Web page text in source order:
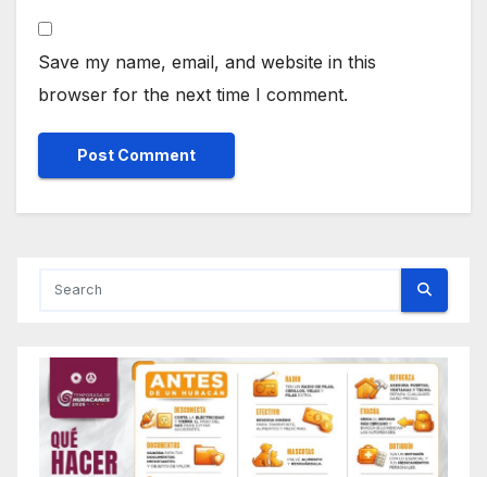
Save my name, email, and website in this
browser for the next time I comment.